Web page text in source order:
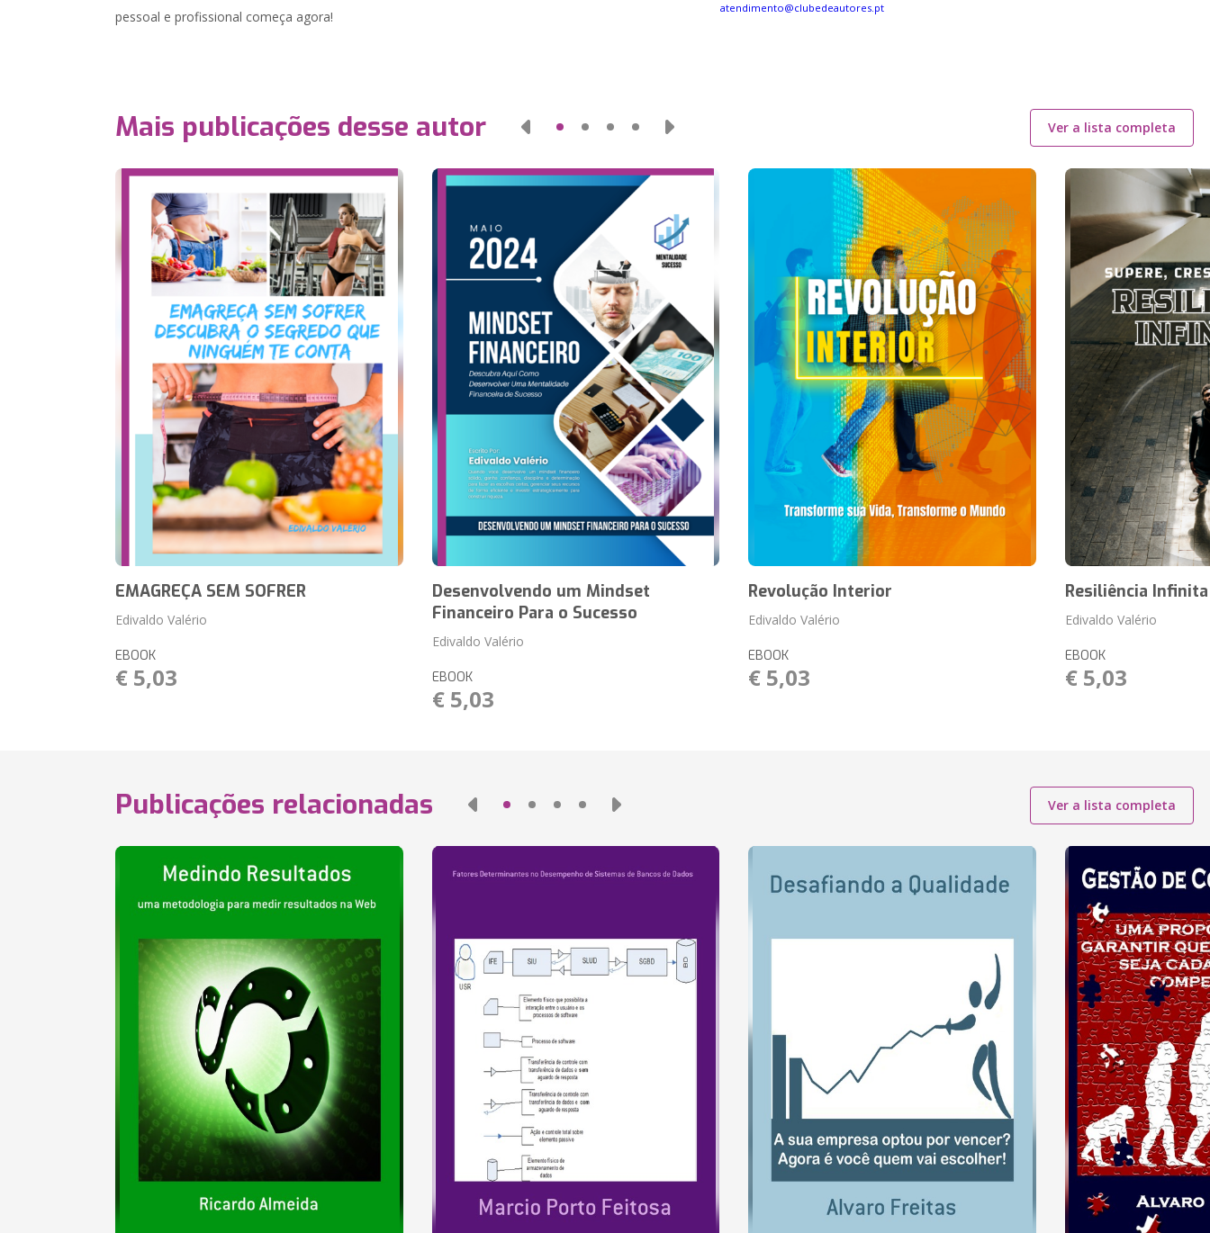
pessoal e profissional começa agora!
atendimento@clubedeautores.pt
Mais publicações desse autor Ver a lista completa
EMAGREÇA SEM SOFRER
Edivaldo Valério
EBOOK
€ 5,03
Desenvolvendo um Mindset
Financeiro Para o Sucesso
Edivaldo Valério
EBOOK
€ 5,03
Revolução Interior
Edivaldo Valério
EBOOK
€ 5,03
Resiliência Infinita
Edivaldo Valério
EBOOK
€ 5,03
Publicações relacionadas Ver a lista completa